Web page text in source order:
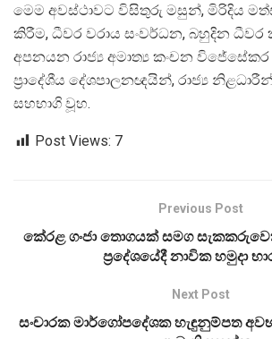
මෙම අවස්ථාවට විසිතුරු මසුන්, මිරිදිය
කිරීම, ධීවර වරාය සංවර්ධන, බහුදින ධීවර
අපනයන රාජ්‍ය අමාත්‍ය කංචන
ප්‍රාදේශීය දේශපාලනඥයින්, රාජ්‍ය
සහභාගි වූහ.
Post Views: 7
Previous Post
කේරළ ගංජා තොගයක් සමග
ප්‍රදේශයේදී නාවික හමුදා
Next Post
සංචාරක මාර්ගෝපදේශක හැඳුනුම්පත